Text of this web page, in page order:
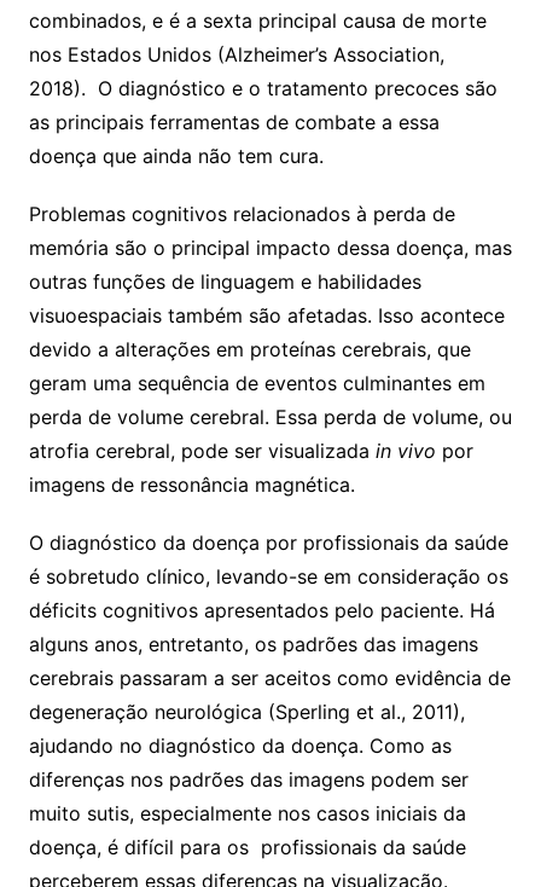
combinados, e é a sexta principal causa de morte
nos Estados Unidos (Alzheimer’s Association,
2018). O diagnóstico e o tratamento precoces são
as principais ferramentas de combate a essa
doença que ainda não tem cura.
Problemas cognitivos relacionados à perda de
memória são o principal impacto dessa doença, mas
outras funções de linguagem e habilidades
visuoespaciais também são afetadas. Isso acontece
devido a alterações em proteínas cerebrais, que
geram uma sequência de eventos culminantes em
perda de volume cerebral. Essa perda de volume, ou
atrofia cerebral, pode ser visualizada in vivo por
imagens de ressonância magnética.
O diagnóstico da doença por profissionais da saúde
é sobretudo clínico, levando-se em consideração os
déficits cognitivos apresentados pelo paciente. Há
alguns anos, entretanto, os padrões das imagens
cerebrais passaram a ser aceitos como evidência de
degeneração neurológica (Sperling et al., 2011),
ajudando no diagnóstico da doença. Como as
diferenças nos padrões das imagens podem ser
muito sutis, especialmente nos casos iniciais da
doença, é difícil para os profissionais da saúde
perceberem essas diferenças na visualização.